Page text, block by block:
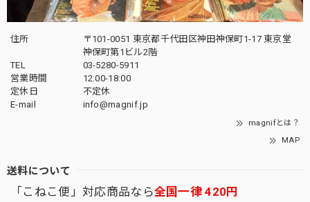
住所
〒101-0051 東京都千代田区神田神保町1-17 東京堂
神保町第1ビル2階
TEL
03-5280-5911
営業時間
12:00-18:00
定休日
不定休
E-mail
info@magnif.jp
magnifとは？
MAP
送料について
「こねこ便」対応商品なら全国一律 420円